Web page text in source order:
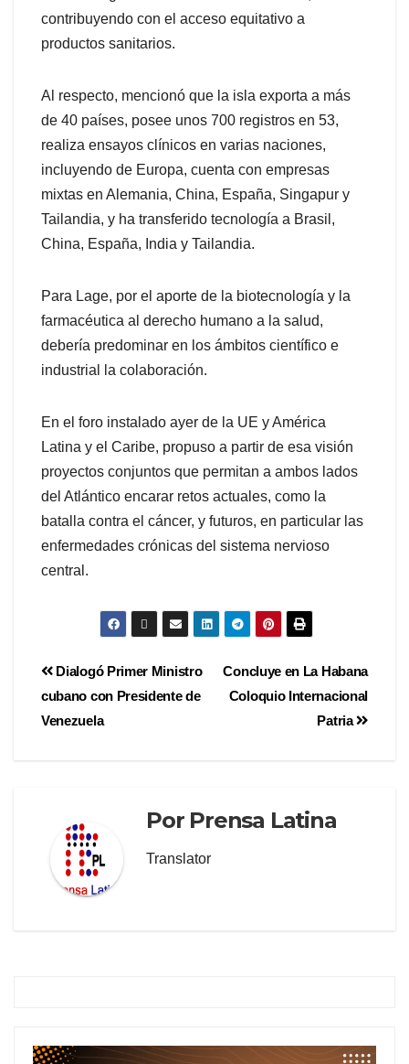
contribuyendo con el acceso equitativo a
productos sanitarios.
Al respecto, mencionó que la isla exporta a más
de 40 países, posee unos 700 registros en 53,
realiza ensayos clínicos en varias naciones,
incluyendo de Europa, cuenta con empresas
mixtas en Alemania, China, España, Singapur y
Tailandia, y ha transferido tecnología a Brasil,
China, España, India y Tailandia.
Para Lage, por el aporte de la biotecnología y la
farmacéutica al derecho humano a la salud,
debería predominar en los ámbitos científico e
industrial la colaboración.
En el foro instalado ayer de la UE y América
Latina y el Caribe, propuso a partir de esa visión
proyectos conjuntos que permitan a ambos lados
del Atlántico encarar retos actuales, como la
batalla contra el cáncer, y futuros, en particular las
enfermedades crónicas del sistema nervioso
central.
Concluye en La Habana
Coloquio Internacional
Patria
Dialogó Primer Ministro
cubano con Presidente de
Venezuela
Por Prensa Latina
Translator